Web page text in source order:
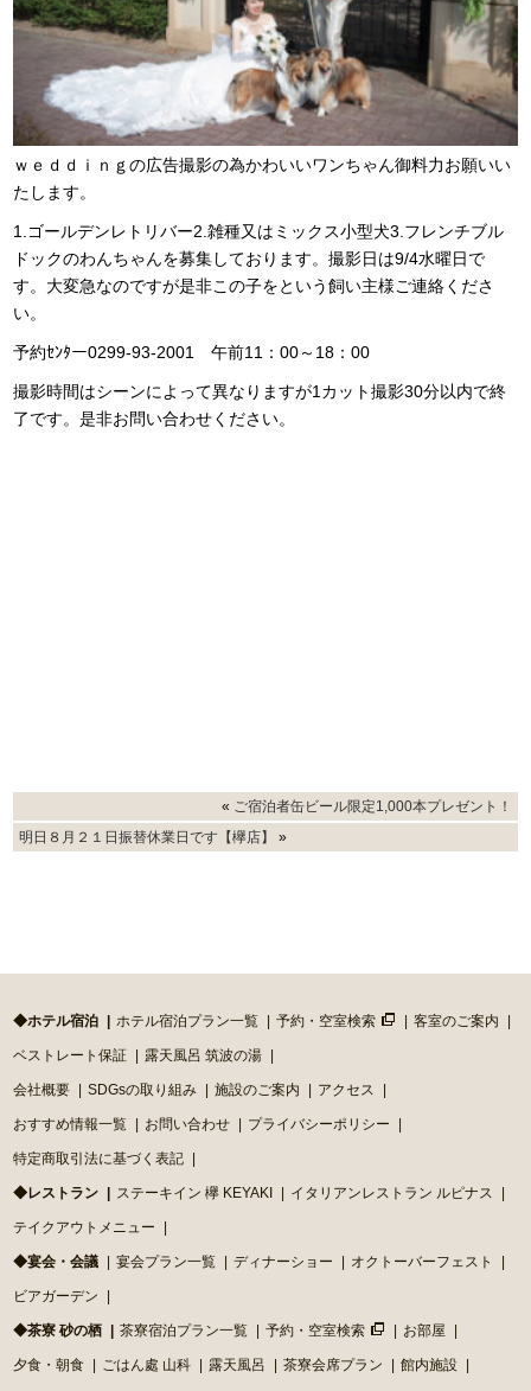
ｗｅｄｄｉｎｇの広告撮影の為かわいいワンちゃん御料力お願いい
たします。
1.ゴールデンレトリバー2.雑種又はミックス小型犬3.フレンチブル
ドックのわんちゃんを募集しております。撮影日は9/4水曜日で
す。大変急なのですが是非この子をという飼い主様ご連絡くださ
い。
予約ｾﾝﾀー0299-93-2001 午前11：00～18：00
撮影時間はシーンによって異なりますが1カット撮影30分以内で終
了です。是非お問い合わせください。
« ご宿泊者缶ビール限定1,000本プレゼント！
明日８月２１日振替休業日です【欅店】
»
◆ホテル宿泊 ホテル宿泊プラン一覧 予約・空室検索 客室のご案内
ベストレート保証 露天風呂 筑波の湯
会社概要 SDGsの取り組み 施設のご案内 アクセス
おすすめ情報一覧 お問い合わせ プライバシーポリシー
特定商取引法に基づく表記
◆レストラン ステーキイン 欅 KEYAKI イタリアンレストラン ルピナス
テイクアウトメニュー
◆宴会・会議 宴会プラン一覧 ディナーショー オクトーバーフェスト
ビアガーデン
◆茶寮 砂の栖 茶寮宿泊プラン一覧 予約・空室検索 お部屋
夕食・朝食 ごはん處 山科 露天風呂 茶寮会席プラン 館内施設